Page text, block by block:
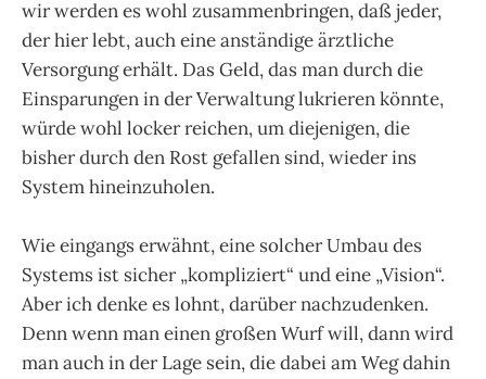
wir werden es wohl zusammenbringen, daß jeder,
der hier lebt, auch eine anständige ärztliche
Versorgung erhält. Das Geld, das man durch die
Einsparungen in der Verwaltung lukrieren könnte,
würde wohl locker reichen, um diejenigen, die
bisher durch den Rost gefallen sind, wieder ins
System hineinzuholen.
Wie eingangs erwähnt, eine solcher Umbau des
Systems ist sicher „kompliziert“ und eine „Vision“.
Aber ich denke es lohnt, darüber nachzudenken.
Denn wenn man einen großen Wurf will, dann wird
man auch in der Lage sein, die dabei am Weg dahin